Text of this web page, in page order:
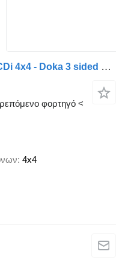
Mercedes-Benz Sprinter 516 CDi 4x4 - Doka 3 sided Tipper
φορτηγό <
4x4